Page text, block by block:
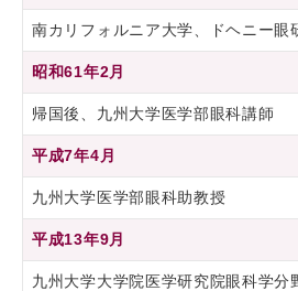
南カリフォルニア大学、ドヘニー眼
昭和61年2月
帰国後、九州大学医学部眼科講師
平成7年4月
九州大学医学部眼科助教授
平成13年9月
九州大学大学院医学研究院眼科学分